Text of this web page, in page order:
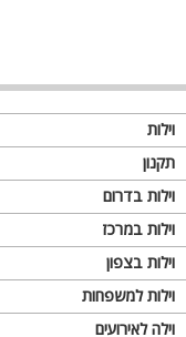
וילות
תקנון
וילות בדרום
וילות במרכז
וילות בצפון
וילות למשפחות
וילה לאירועים